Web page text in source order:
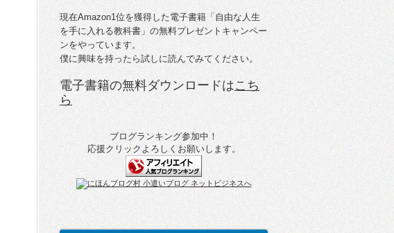
現在Amazon1位を獲得した電子書籍「自由な人生
を手に入れる教科書」の無料プレゼントキャンペー
ンをやっています。
僕に興味を持ったら試しに読んでみてください。
電子書籍の無料ダウンロードはこち
ら
ブログランキング参加中！
応援クリックよろしくお願いします。